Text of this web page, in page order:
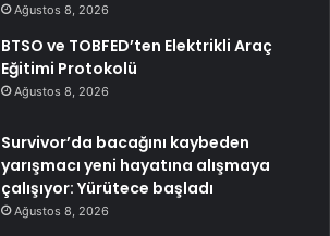
Ağustos 8, 2026
BTSO ve TOBFED’ten Elektrikli Araç
Eğitimi Protokolü
Ağustos 8, 2026
Survivor’da bacağını kaybeden
yarışmacı yeni hayatına alışmaya
çalışıyor: Yürütece başladı
Ağustos 8, 2026